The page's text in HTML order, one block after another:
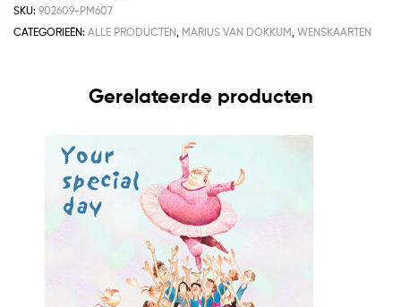
SKU: 902609-PM607
CATEGORIEËN: ALLE PRODUCTEN MARIUS VAN DOKKUM WENSKAARTEN
Gerelateerde producten